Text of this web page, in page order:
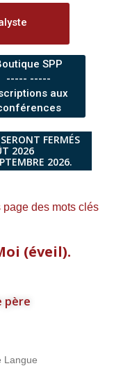
SPP
----- -----
aux
FERMÉS
2026
2026.
page des mots clés
(éveil).
père
Langue